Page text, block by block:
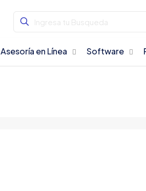
Asesoría en Línea Software